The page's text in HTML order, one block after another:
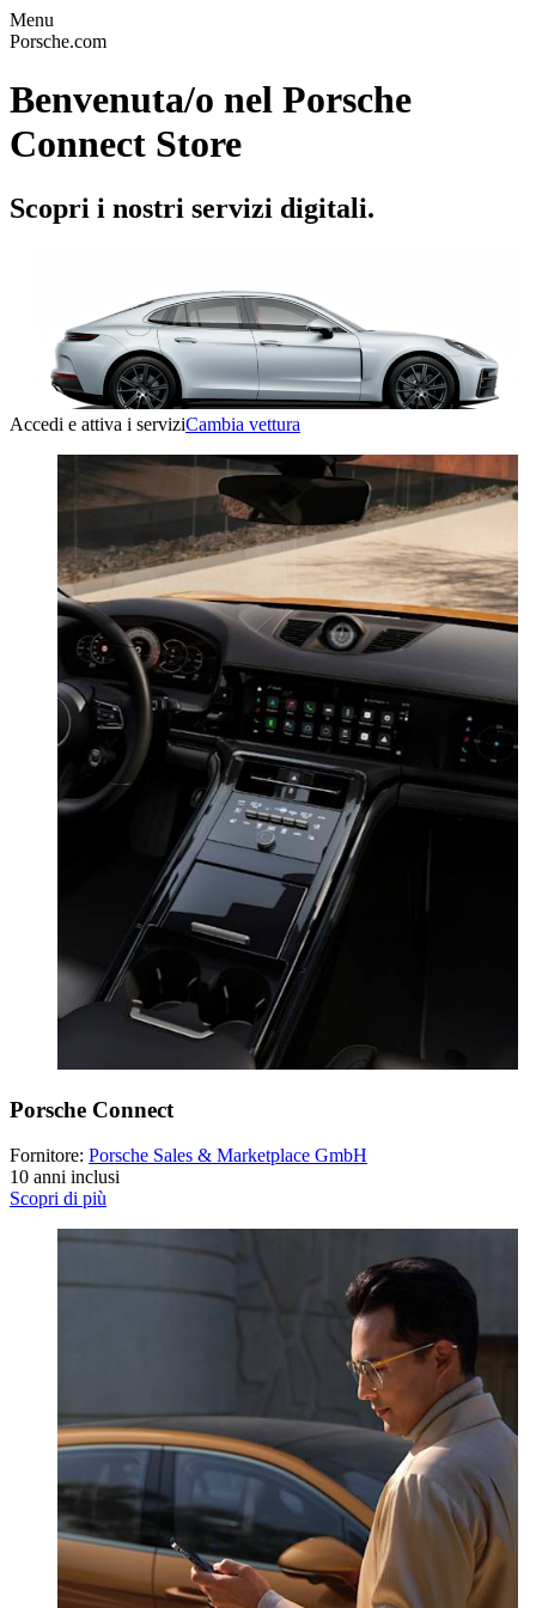
Menu
Porsche.com
Benvenuta/o nel Porsche
Connect Store
Scopri i nostri servizi digitali.
Accedi e attiva i serviziCambia vettura
Porsche Connect
Fornitore: Porsche Sales & Marketplace GmbH
10 anni inclusi
Scopri di più